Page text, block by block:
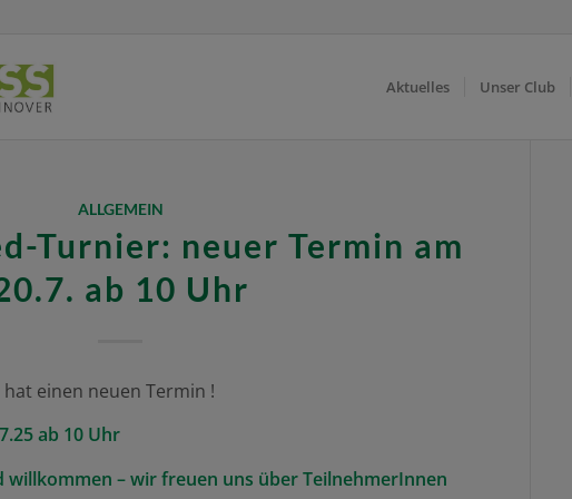
Aktuelles Unser Club
ALLGEMEIN
Turnier: neuer Termin am
ab 10 Uhr
einen neuen Termin !
ab 10 Uhr
willkommen – wir freuen uns über TeilnehmerInnen